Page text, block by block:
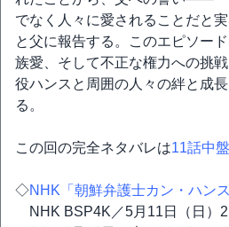
でなく人々に愛されることだと
と父に報告する。このエピソー
族愛、そして不正な権力への挑
役ハンスと周囲の人々の絆と成
る。
この回の完全ネタバレは11話中
◇NHK「朝鮮弁護士カン・ハン
NHK BSP4K／5月11日（日）